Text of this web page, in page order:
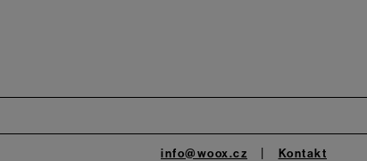
info@woox.cz Kontakt